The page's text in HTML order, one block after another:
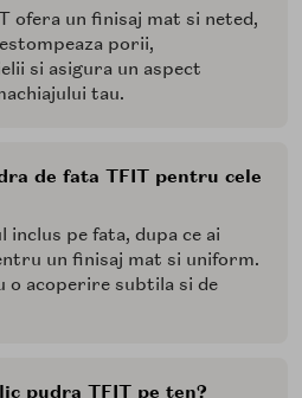
ofera un finisaj mat si neted,
porii,
si asigura un aspect
tau.
de fata TFIT pentru cele
pe fata, dupa ce ai
un finisaj mat si uniform.
acoperire subtila si de
pudra TFIT pe ten?